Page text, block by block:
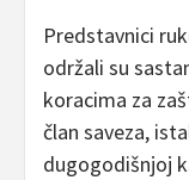
Predstavnici
održali su
koracima za
član saveza,
dugogodišnjoj